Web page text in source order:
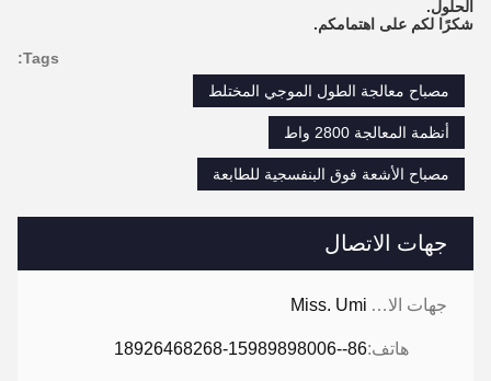
جهات الاتصال
جهات الاتصال: Miss. Umi
هاتف:86--18926468268-15989898006
الحلول.
شكرًا لكم على اهتمامكم.
Tags:
مصباح معالجة الطول الموجي المختلط
أنظمة المعالجة 2800 واط
مصباح الأشعة فوق البنفسجية للطابعة